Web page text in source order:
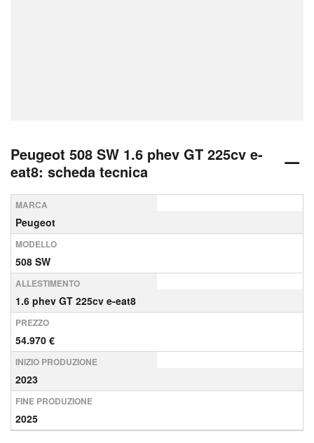
Peugeot 508 SW 1.6 phev GT 225cv e-
eat8: scheda tecnica
MARCA
Peugeot
MODELLO
508 SW
ALLESTIMENTO
1.6 phev GT 225cv e-eat8
PREZZO
54.970 €
INIZIO PRODUZIONE
2023
FINE PRODUZIONE
2025